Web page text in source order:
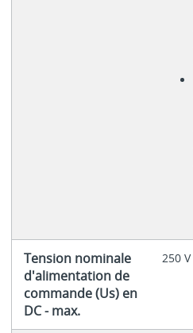
Tension nominale
d'alimentation de
commande (Us) en
DC - max.
250 V